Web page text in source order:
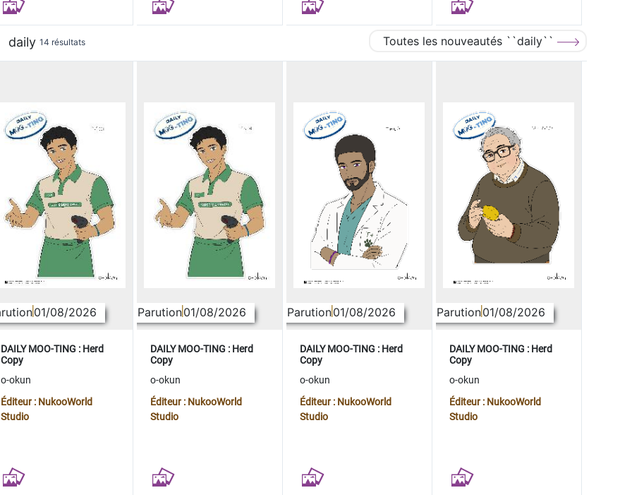
daily 14 résultats Toutes les nouveautés ``daily``
01/08/2026
DAILY MOO-TING : Herd
Copy
o-okun
Éditeur : NukooWorld
Studio
Parution01/08/2026
DAILY MOO-TING : Herd
Copy
o-okun
Éditeur : NukooWorld
Studio
Parution01/08/2026
DAILY MOO-TING : Herd
Copy
o-okun
Éditeur : NukooWorld
Studio
Parution01/08/2026
DAILY MOO-TING : Herd
Copy
o-okun
Éditeur : NukooWorld
Studio